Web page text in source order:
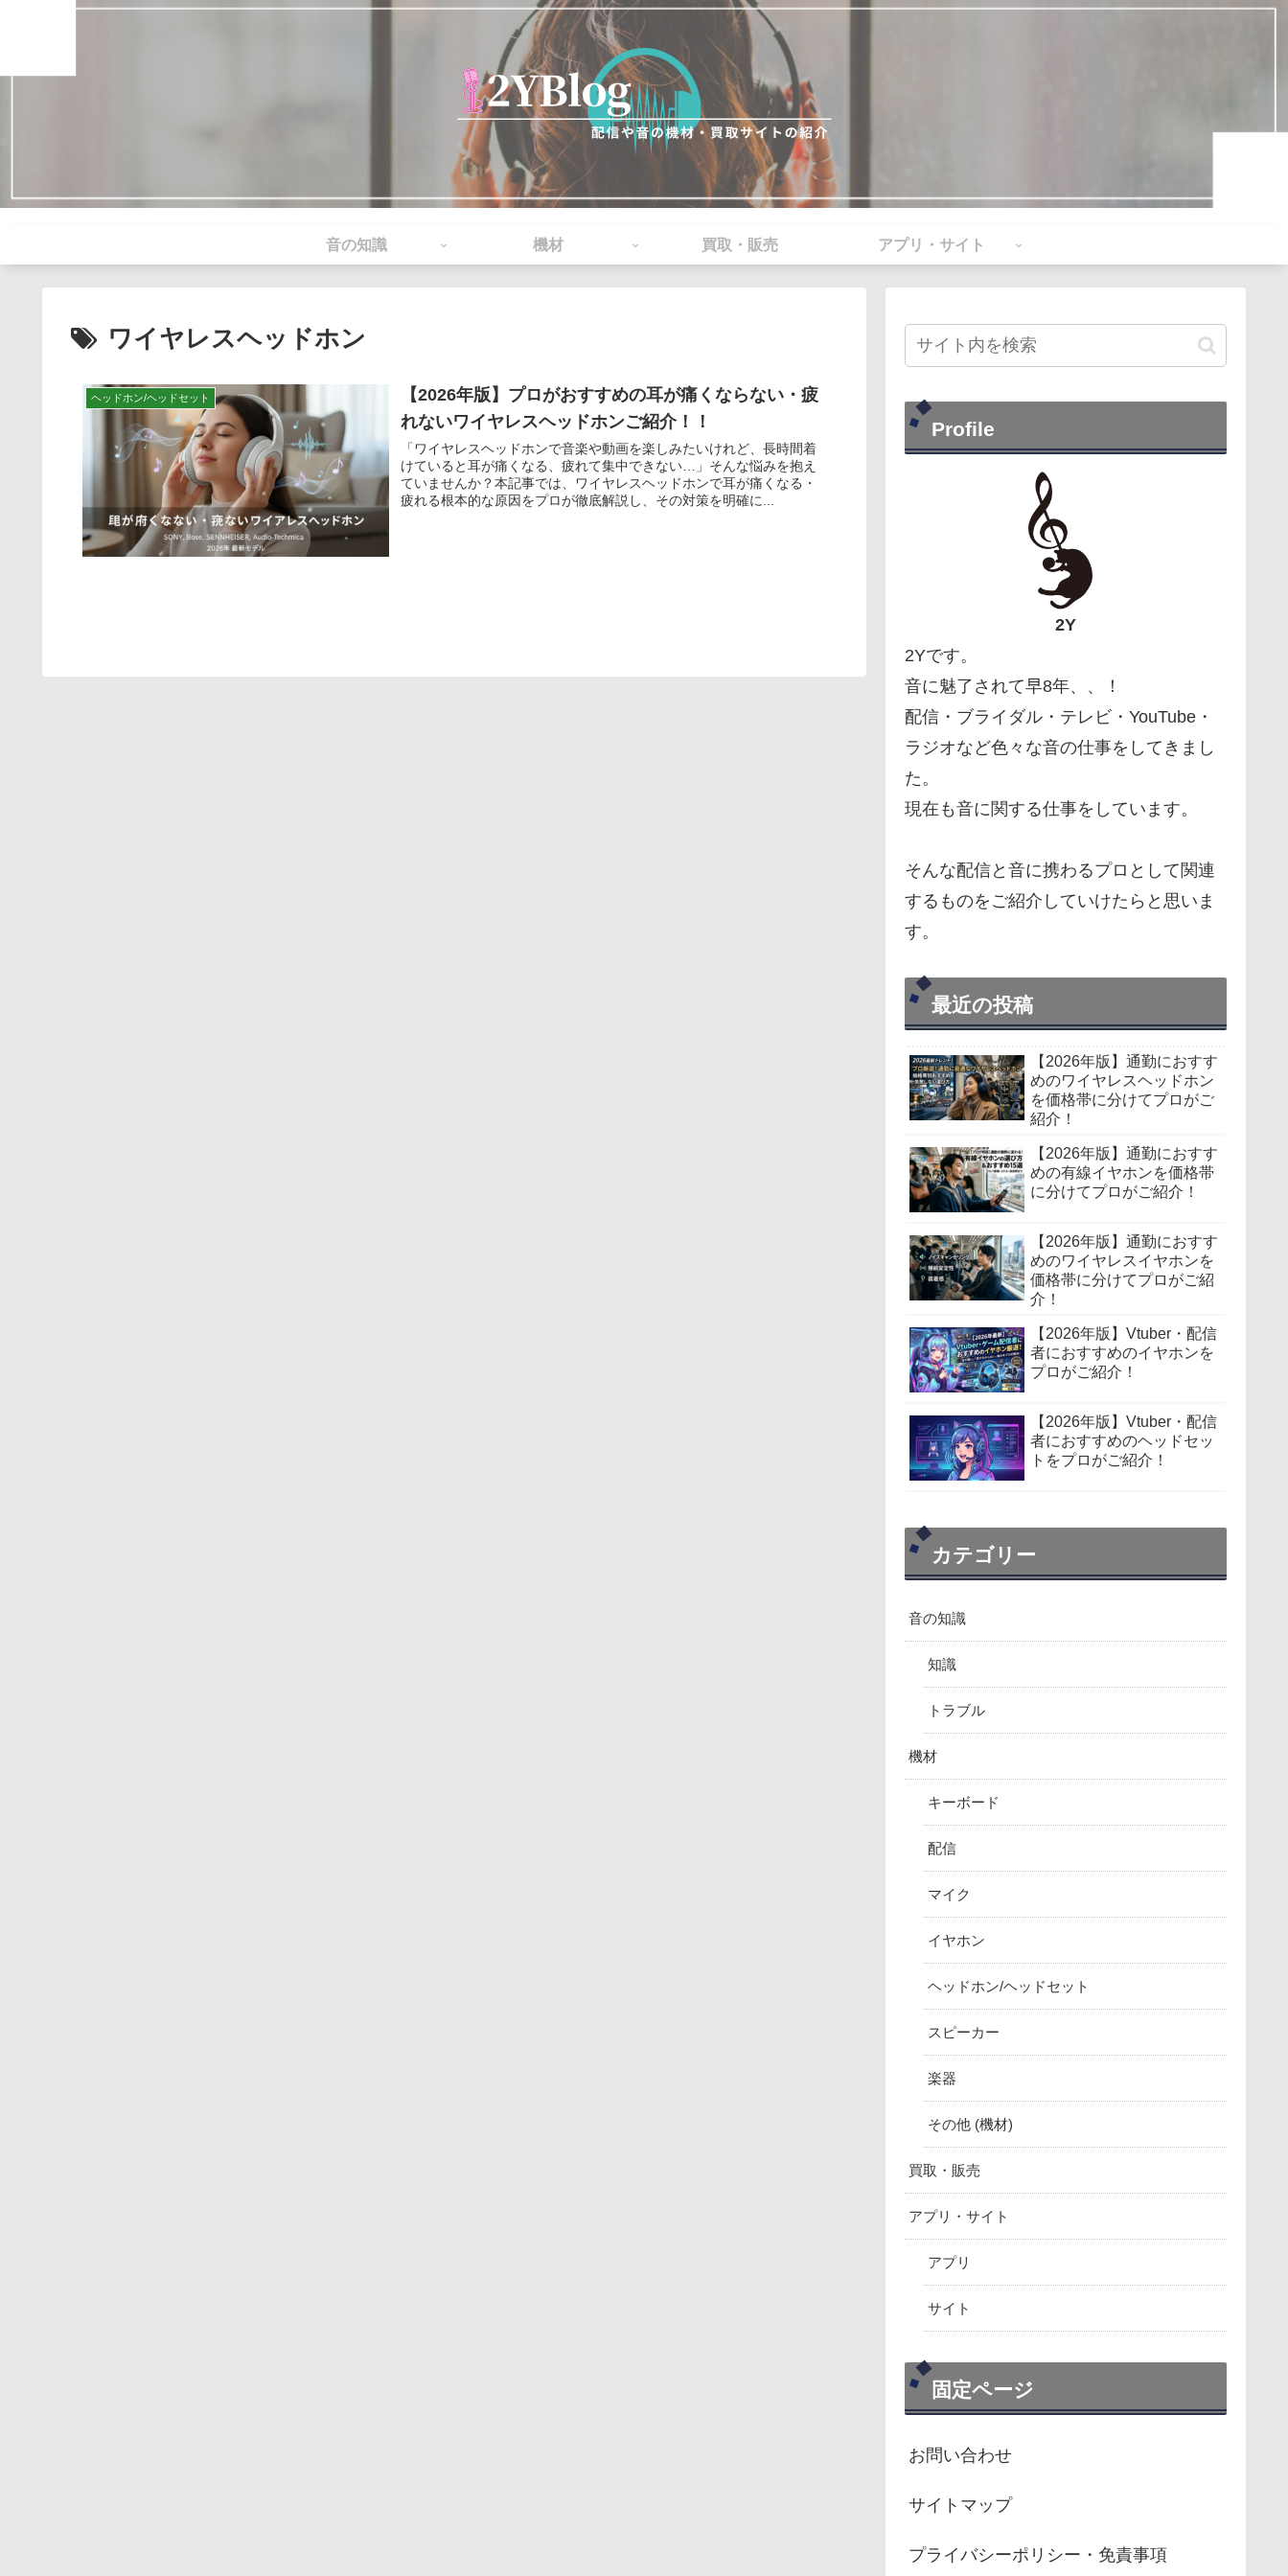
音の知識 機材 買取・販売 アプリ・サイト
ワイヤレスヘッドホン
ヘッドホン/ヘッドセット
【2026年版】プロがおすすめの耳が痛くならない・疲
れないワイヤレスヘッドホンご紹介！！
「ワイヤレスヘッドホンで音楽や動画を楽しみたいけれど、長時間着
けていると耳が痛くなる、疲れて集中できない…」そんな悩みを抱え
ていませんか？本記事では、ワイヤレスヘッドホンで耳が痛くなる・
疲れる根本的な原因をプロが徹底解説し、その対策を明確に...
Profile
2Y
2Yです。
音に魅了されて早8年、、！
配信・ブライダル・テレビ・YouTube・
ラジオなど色々な音の仕事をしてきまし
た。
現在も音に関する仕事をしています。
そんな配信と音に携わるプロとして関連
するものをご紹介していけたらと思いま
す。
最近の投稿
【2026年版】通勤におすす
めのワイヤレスヘッドホン
を価格帯に分けてプロがご
紹介！
【2026年版】通勤におすす
めの有線イヤホンを価格帯
に分けてプロがご紹介！
【2026年版】通勤におすす
めのワイヤレスイヤホンを
価格帯に分けてプロがご紹
介！
【2026年版】Vtuber・配信
者におすすめのイヤホンを
プロがご紹介！
【2026年版】Vtuber・配信
者におすすめのヘッドセッ
トをプロがご紹介！
カテゴリー
音の知識
知識
トラブル
機材
キーボード
配信
マイク
イヤホン
ヘッドホン/ヘッドセット
スピーカー
楽器
その他 (機材)
買取・販売
アプリ・サイト
アプリ
サイト
固定ページ
お問い合わせ
サイトマップ
プライバシーポリシー・免責事項